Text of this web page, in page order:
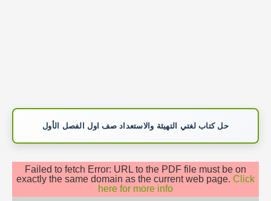
حل كتاب لغتي التهيئة والاستعداد صف اول الفصل الأول
Failed to fetch Error: URL to the PDF file must be on
exactly the same domain as the current web page. Click
here for more info